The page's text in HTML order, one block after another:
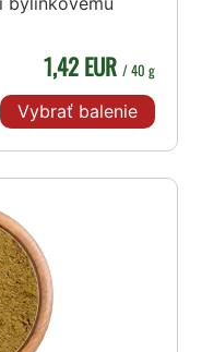
1,42 EUR / 40 g
Vybrať balenie